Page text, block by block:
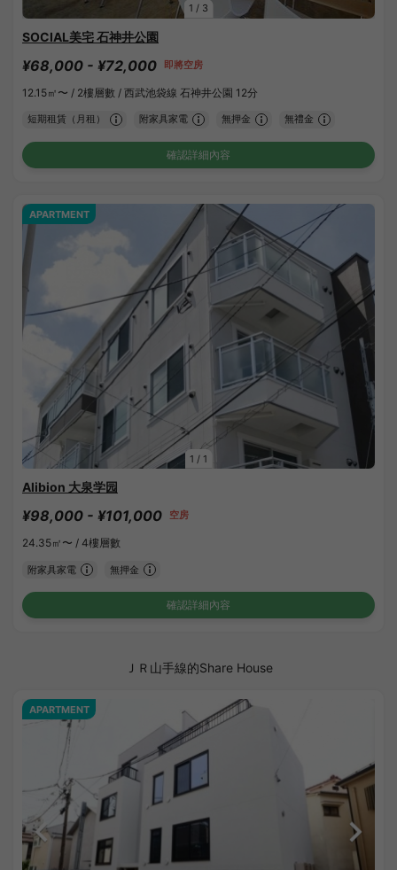
1 / 3
SOCIAL美宅 石神井公園
¥68,000 - ¥72,000 即將空房
12.15㎡〜 / 2樓層數 / 西武池袋線 石神井公園 12分
短期租賃（月租） 附家具家電 無押金 無禮金
確認詳細內容
1 / 1
APARTMENT
Alibion 大泉学园
¥98,000 - ¥101,000 空房
24.35㎡〜 / 4樓層數
附家具家電 無押金
確認詳細內容
ＪＲ山手線的Share House
APARTMENT